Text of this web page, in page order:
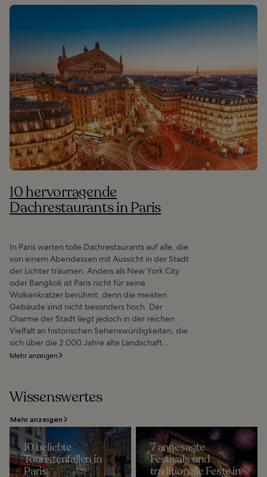
10 hervorragende
Dachrestaurants in Paris
In Paris warten tolle Dachrestaurants auf alle, die
von einem Abendessen mit Aussicht in der Stadt
der Lichter träumen. Anders als New York City
oder Bangkok ist Paris nicht für seine
Wolkenkratzer berühmt, denn die meisten
Gebäude sind nicht besonders hoch. Der
Charme der Stadt liegt jedoch in der reichen
Vielfalt an historischen Sehenswürdigkeiten, die
sich über die 2.000 Jahre alte Landschaft...
Mehr anzeigen
Wissenswertes
Mehr anzeigen
10 beliebte
Touristenfallen in
Paris
7 angesagte
Festivals und
traditionelle Feste in